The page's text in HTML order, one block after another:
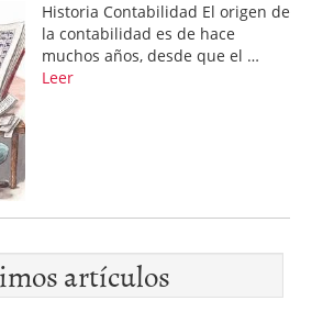
Historia Contabilidad El origen de
la contabilidad es de hace
muchos años, desde que el …
Leer
artículos